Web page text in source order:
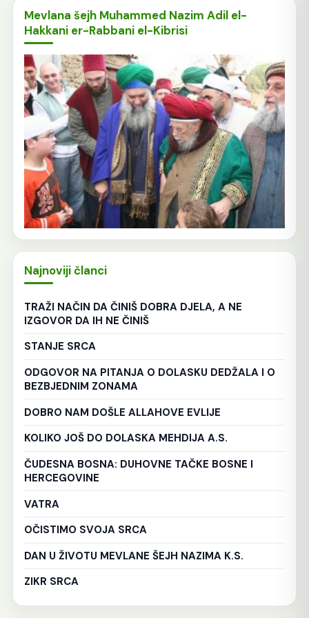
Mevlana šejh Muhammed Nazim Adil el-
Hakkani er-Rabbani el-Kibrisi
Najnoviji članci
TRAŽI NAČIN DA ČINIŠ DOBRA DJELA, A NE
IZGOVOR DA IH NE ČINIŠ
STANJE SRCA
ODGOVOR NA PITANJA O DOLASKU DEDŽALA I O
BEZBJEDNIM ZONAMA
DOBRO NAM DOŠLE ALLAHOVE EVLIJE
KOLIKO JOŠ DO DOLASKA MEHDIJA A.S.
ČUDESNA BOSNA: DUHOVNE TAČKE BOSNE I
HERCEGOVINE
VATRA
OČISTIMO SVOJA SRCA
DAN U ŽIVOTU MEVLANE ŠEJH NAZIMA K.S.
ZIKR SRCA